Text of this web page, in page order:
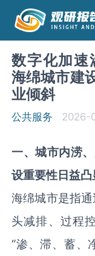
数字化加速
海绵城市建
业倾斜
公共服务 2026-
一、城市内涝
设重要性日益凸
海绵城市是指
头减排、过程
“渗、滞、蓄、